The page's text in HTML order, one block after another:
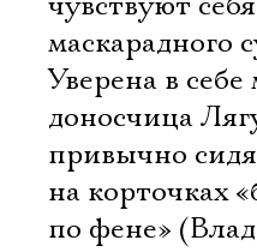
маскарадного
Уверена в себе
доносчица
привычно сидя
на корточках
по фене»